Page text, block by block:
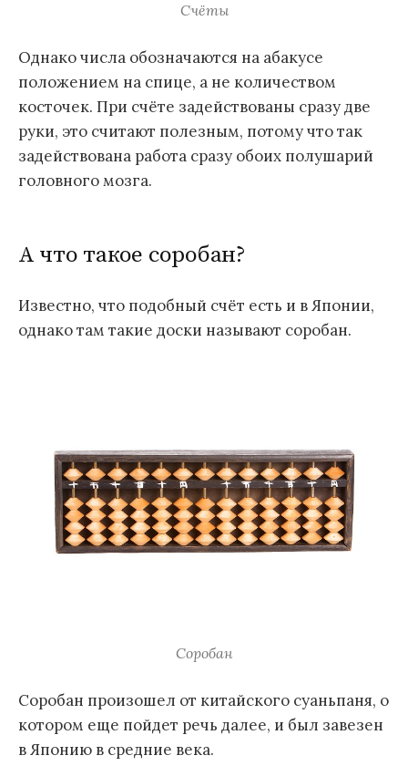
Счёты
Однако числа обозначаются на абакусе
положением на спице, а не количеством
косточек. При счёте задействованы сразу две
руки, это считают полезным, потому что так
задействована работа сразу обоих полушарий
головного мозга.
А что такое соробан?
Известно, что подобный счёт есть и в Японии,
однако там такие доски называют соробан.
Соробан
Соробан произошел от китайского суаньпаня, о
котором еще пойдет речь далее, и был завезен
в Японию в средние века.